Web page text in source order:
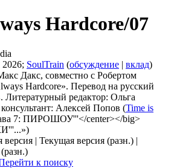
Hardcore/07
SoulTrain (обсуждение | вклад)
Дакс, совместно с Робертом
Hardcore». Перевод на русский
Литературный редактор: Ольга
Алексей Попов (Time is
7: ПИРОШОУ'''</center></big>
| Текущая версия (разн.) |
к поиску